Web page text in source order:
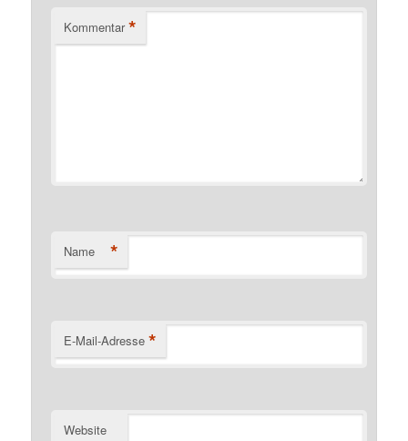
Kommentar *
Name *
E-Mail-Adresse *
Website